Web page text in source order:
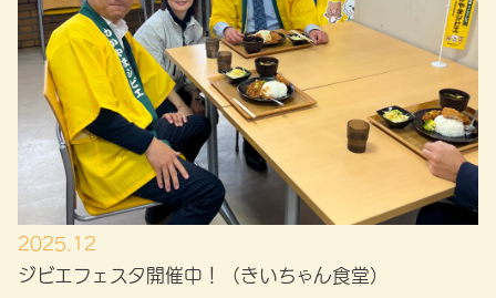
2025.12
ジビエフェスタ開催中！（きいちゃん食堂）